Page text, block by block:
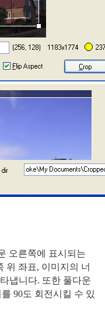
오른쪽에 표시되는
위 좌표, 이미지의 너
냅니다. 또한 풀다운
90도 회전시킬 수 있